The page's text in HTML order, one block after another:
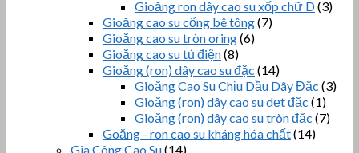
Gioăng ron dây cao su xốp chữ D(3)
Gioăng cao su cống bê tông(7)
Gioăng cao su tròn oring(6)
Gioăng cao su tủ điện(8)
Gioăng (ron) dây cao su đặc (14)
Gioăng Cao Su Chịu Dầu Dây Đặc (3)
Gioăng (ron) dây cao su dẹt đặc (1)
Gioăng (ron) dây cao su tròn đặc (7)
Goăng - ron cao su kháng hóa chất(14)
Gia Công Cao Su(14)